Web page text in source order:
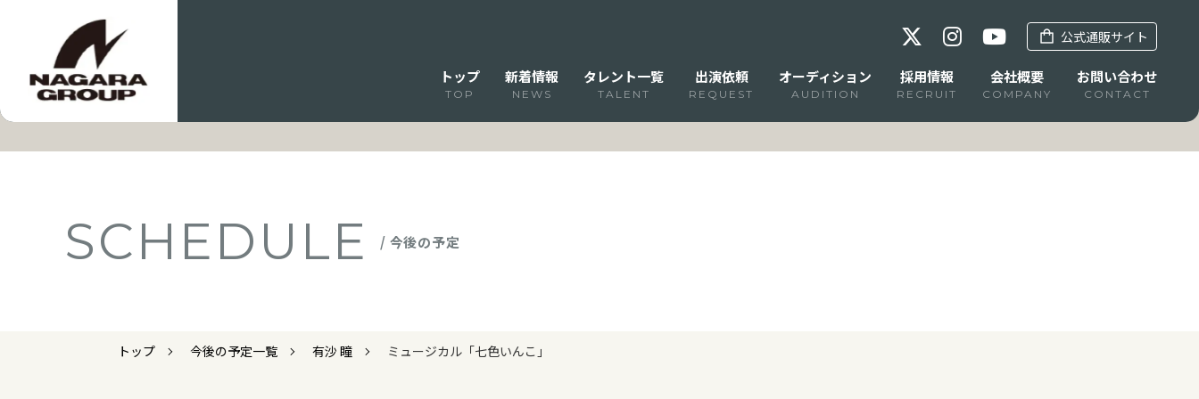
公式通販サイト
トップ
TOP
新着情報
NEWS
タレント一覧
TALENT
出演依頼
REQUEST
オーディション
AUDITION
採用情報
RECRUIT
会社概要
COMPANY
お問い合わせ
CONTACT
SCHEDULE / 今後の予定
トップ 今後の予定一覧 有沙 瞳 ミュージカル「七色いんこ」